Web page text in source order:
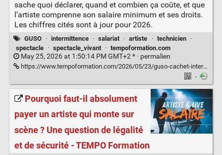
sache quoi déclarer, quand et combien ça coûte, et que
l’artiste comprenne son salaire minimum et ses droits.
Les chiffres cités sont à jour pour 2026.
GUSO · intermittence · salariat · artiste · technicien
·
spectacle
· spectacle_vivant · tempoformation.com
May 25, 2026 at 1:50:14 PM GMT+2 * · permalien
https://www.tempoformation.com/2026/05/23/guso-cachet-intermittent-spectacle-guide-2026/
·
Pourquoi faut-il absolument
payer un artiste qui monte sur
scène ? Une question de légalité
et de sécurité - TEMPO Formation